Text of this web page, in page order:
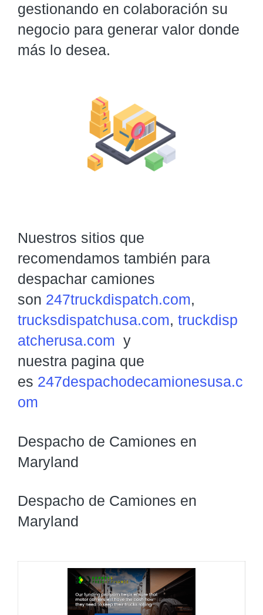
gestionando en colaboración su
negocio para generar valor donde
más lo desea.
Nuestros sitios que
recomendamos también para
despachar camiones
son 247truckdispatch.com,
trucksdispatchusa.com, truckdisp
atcherusa.com y
nuestra pagina que
es 247despachodecamionesusa.c
om
Despacho de Camiones en
Maryland
Despacho de Camiones en
Maryland